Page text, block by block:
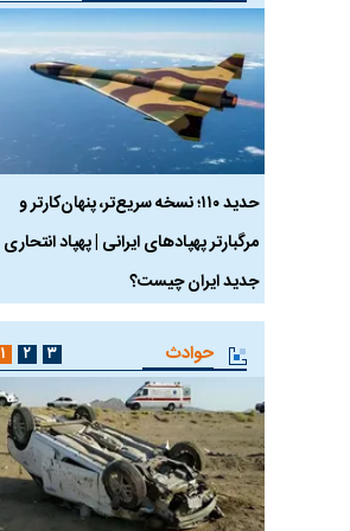
حدید ۱۱۰؛ نسخه سریع‌تر، پنهان‌کارتر و
مرگبارتر پهپادهای ایرانی | پهپاد انتحاری
جدید ایران چیست؟
حوادث ۱ ۲ ۳